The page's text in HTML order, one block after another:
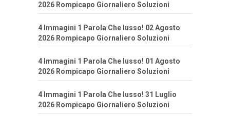
2026 Rompicapo Giornaliero Soluzioni
4 Immagini 1 Parola Che lusso! 02 Agosto
2026 Rompicapo Giornaliero Soluzioni
4 Immagini 1 Parola Che lusso! 01 Agosto
2026 Rompicapo Giornaliero Soluzioni
4 Immagini 1 Parola Che lusso! 31 Luglio
2026 Rompicapo Giornaliero Soluzioni